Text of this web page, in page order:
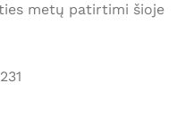
metų patirtimi šioje